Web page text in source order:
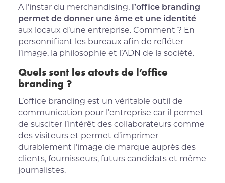
A l’instar du merchandising, l’office branding
permet de donner une âme et une identité
aux locaux d’une entreprise. Comment ? En
personnifiant les bureaux afin de refléter
l’image, la philosophie et l’ADN de la société.
Quels sont les atouts de l’office
branding ?
L’office branding est un véritable outil de
communication pour l’entreprise car il permet
de susciter l’intérêt des collaborateurs comme
des visiteurs et permet d’imprimer
durablement l’image de marque auprès des
clients, fournisseurs, futurs candidats et même
journalistes.